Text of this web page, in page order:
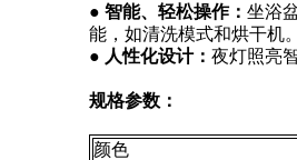
● 智能、轻松操作： 坐浴
能，如清洗模式和烘干机。
● 人性化设计： 夜灯照亮
规格参数：
颜色